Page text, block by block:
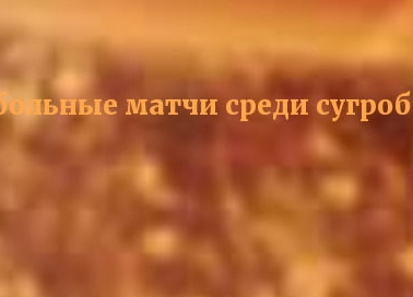
матчи среди